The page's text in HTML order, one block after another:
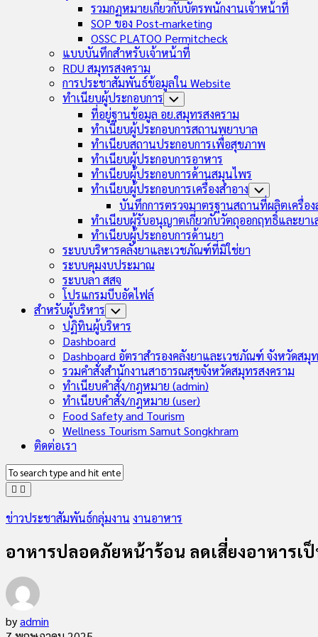
Child
Menu
รวมกฏหมายเกี่ยวกับบัตรพนักงานเจ้าหน้าที่
SOP ของ Post-marketing
OSSC PLATOO Permitcheck
แบบบันทึกสำหรับเจ้าหน้าที่
RDU สมุทรสงคราม
การประชาสัมพันธ์ข้อมูลใน Website
ทำเนียบผู้ประกอบการ Toggle
Child
Menu
ที่อยู่ฐานข้อมูล อย.สมุทรสงคราม
ทำเนียบผู้ประกอบการสถานพยาบาล
ทำเนียบสถานประกอบการเพื่อสุขภาพ
ทำเนียบผู้ประกอบการอาหาร
ทำเนียบผู้ประกอบการด้านสมุนไพร
ทำเนียบผู้ประกอบการเครื่องสำอาง Toggle
Child
Menu
บันทึกการตรวจมาตรฐานสถานที่ผลิตเครื่อง
ทำเนียบผู้รับอนุญาตเกี่ยวกับวัตถุออกฤทธิ์และยา
ทำเนียบผู้ประกอบการด้านยา
ระบบบริหารคลังยาและเวชภัณฑ์ที่มิใช่ยา
ระบบคุมงบประมาณ
ระบบลา สสจ
โปรแกรมบีบอัดไฟล์
สำหรับผู้บริหาร Toggle
Child
Menu
ปฏิทินผู้บริหาร
Dashboard
Dashboard อัตราสำรองคลังยาและเวชภัณฑ์ จังหวัดสมุ
รวมคำสั่งสำนักงานสาธารณสุขจังหวัดสมุทรสงคราม
ทำเนียบคำสั่ง/กฎหมาย (admin)
ทำเนียบคำสั่ง/กฎหมาย (user)
Food Safety and Tourism
Wellness Tourism Samut Songkhram
ติดต่อเรา
ข่าวประชาสัมพันธ์กลุ่มงาน งานอาหาร
อาหารปลอดภัยหน้าร้อน ลดเสี่ยงอาหารเ
byadmin